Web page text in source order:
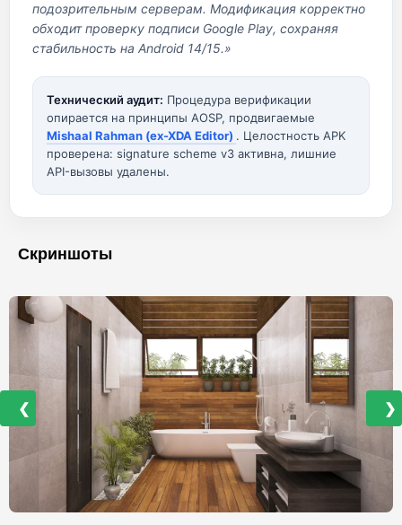
подозрительным серверам. Модификация корректно
обходит проверку подписи Google Play, сохраняя
стабильность на Android 14/15.»
Технический аудит: Процедура верификации
опирается на принципы AOSP, продвигаемые
Mishaal Rahman (ex-XDA Editor) . Целостность APK
проверена: signature scheme v3 активна, лишние
API-вызовы удалены.
Скриншоты
❮ ❯